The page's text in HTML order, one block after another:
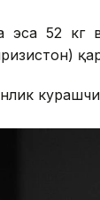
эса 52